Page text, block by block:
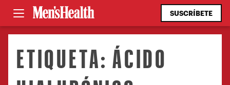
SUSCRÍBETE
ETIQUETA:ÁCIDO